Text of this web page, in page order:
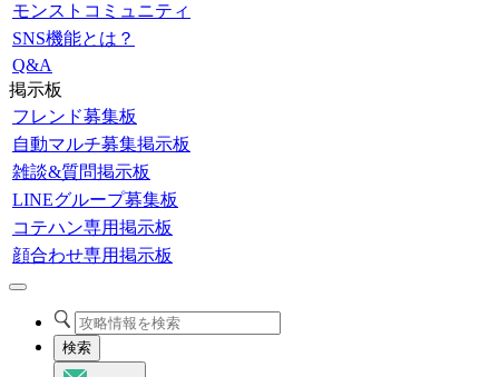
モンストコミュニティ
SNS機能とは？
Q&A
掲示板
フレンド募集板
自動マルチ募集掲示板
雑談&質問掲示板
LINEグループ募集板
コテハン専用掲示板
顔合わせ専用掲示板
検索